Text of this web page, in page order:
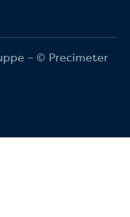
– © Precimeter